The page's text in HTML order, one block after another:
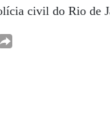
civil do Rio de